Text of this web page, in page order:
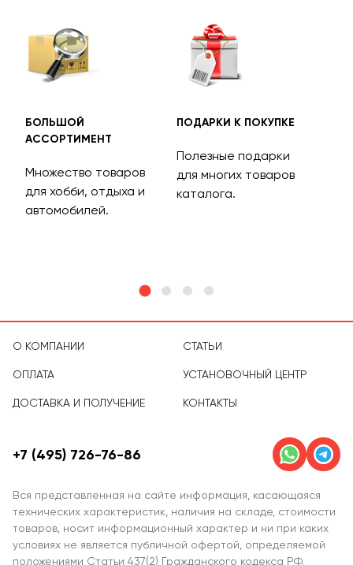
БОЛЬШОЙ
АССОРТИМЕНТ
Множество товаров
для хобби, отдыха и
автомобилей.
ПОДАРКИ К ПОКУПКЕ
Полезные подарки
для многих товаров
каталога.
О КОМПАНИИ
ОПЛАТА
ДОСТАВКА И ПОЛУЧЕНИЕ
СТАТЬИ
УСТАНОВОЧНЫЙ ЦЕНТР
КОНТАКТЫ
Вся представленная на сайте информация, касающаяся
технических характеристик, наличия на складе, стоимости
товаров, носит информационный характер и ни при каких
условиях не является публичной офертой, определяемой
положениями Статьи 437(2) Гражданского кодекса РФ.
+7 (495) 726-76-86